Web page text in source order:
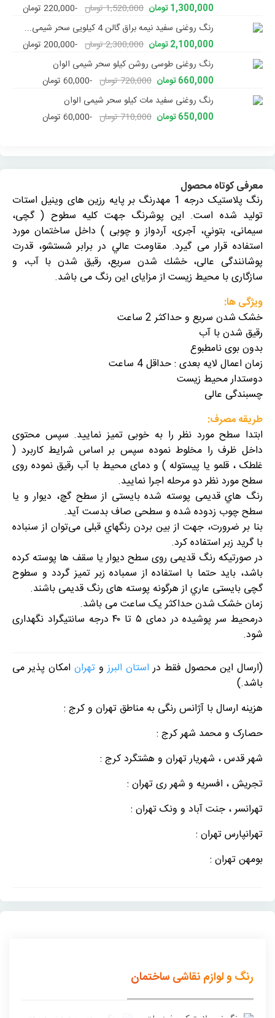
1,300,000 تومان
1,520,000 تومان
-220,000 تومان
رنگ روغنی سفید نیمه براق گالن 4 کیلویی سحر شیمی...
2,100,000 تومان
2,300,000 تومان
-200,000 تومان
رنگ روغنی طوسی روشن کیلو سحر شیمی الوان
660,000 تومان
720,000 تومان
-60,000 تومان
رنگ روغنی سفید مات کیلو سحر شیمی الوان
650,000 تومان
710,000 تومان -60,000 تومان
معرفی کوتاه محصول
رنگ پلاستیک درجه 1 مهدرنگ بر پایه رزین های وینیل استات
تولید شده است. این پوشرنگ جهت کلیه سطوح ( گچی،
سیمانی، بتوني، آجری، آردواز و چوبی ) داخل ساختمان مورد
استفاده قرار می گیرد. مقاومت عالي در برابر شستشو، قدرت
پوشانندگی عالی، خشك شدن سريع، رقيق شدن با آب، و
سازگاری با محیط زیست از مزایای این رنگ می باشد.
ویژگی ها:
خشک شدن سریع و حداکثر 2 ساعت
رقیق شدن با آب
بدون بوی نامطبوع
زمان اعمال لایه بعدی : حداقل 4 ساعت
دوستدار محیط زیست
چسبندگی عالی
طریقه مصرف:
ابتدا سطح مورد نظر را به خوبی تمیز نمایید. سپس محتوی
داخل ظرف را مخلوط نموده سپس بر اساس شرایط کاربرد (
غلطک ، قلمو یا پیستوله ) و دمای محیط با آب رقیق نموده روی
سطح مورد نظر دو مرحله اجرا نمایید.
رﻧﮓ ﻫﺎي ﻗﺪﯾﻤﯽ پوسته شده ﺑﺎﯾﺴﺘﯽ از ﺳﻄﺢ گچ، دیوار و یا
سطح چوب زدوده ﺷﺪه و ﺳﻄﺤﯽ ﺻﺎف ﺑﺪﺳﺖ آﯾﺪ.
ﺑﻨﺎ ﺑﺮ ﺿﺮورت، ﺟﻬﺖ از ﺑﯿﻦ ﺑﺮدن رﻧﮕﻬﺎي ﻗﺒﻠﯽ ﻣﯽﺗﻮان از ﺳﻨﺒﺎده
با گرید زبر اﺳﺘﻔﺎده ﮐﺮد.
در ﺻﻮرﺗﯿﮑﻪ رنگ قدیمی روی ﺳﻄﺢ دیوار یا سقف ها پوسته کرده
ﺑﺎﺷﺪ، ﺑﺎﯾﺪ ﺣﺘﻤﺎ ﺑﺎ اﺳﺘﻔﺎده از سمباده زبر ﺗﻤﯿﺰ ﮔﺮدد و سطوح
گچی ﺑﺎﯾﺴﺘﯽ ﻋﺎري از ﻫﺮﮔﻮﻧﻪ پوسته های رنگ قدیمی باشند.
زمان خشک شدن حداکثر یک ساعت می باشد.
درمحیط سر پوشیده در دمای ۵ تا ۴۰ درجه سانتیگراد نگهداری
شود.
(ارسال این محصول فقط در استان البرزو تهران امکان پذیر می
باشد.)
هزینه ارسال با آژانس رنگی به مناطق تهران و کرج :
حصارک و محمد شهر کرج :
شهر قدس ، شهریار تهران و هشتگرد کرج :
تجریش ، افسریه و شهر ری تهران :
تهرانسر ، جنت آباد و ونک تهران :
تهرانپارس تهران :
بومهن تهران :
رنگ و لوازم نقاشی ساختمان